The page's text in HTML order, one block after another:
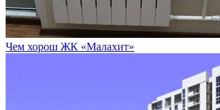
Чем хорош ЖК «Малахит»